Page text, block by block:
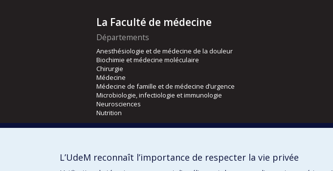
La Faculté de médecine
Départements
Anesthésiologie et de médecine de la douleur
Biochimie et médecine moléculaire
Chirurgie
Médecine
Médecine de famille et de médecine d’urgence
Microbiologie, infectiologie et immunologie
Neurosciences
Nutrition
Orthophonie et audiologie
L’UdeM reconnaît l’importance de respecter la vie privée